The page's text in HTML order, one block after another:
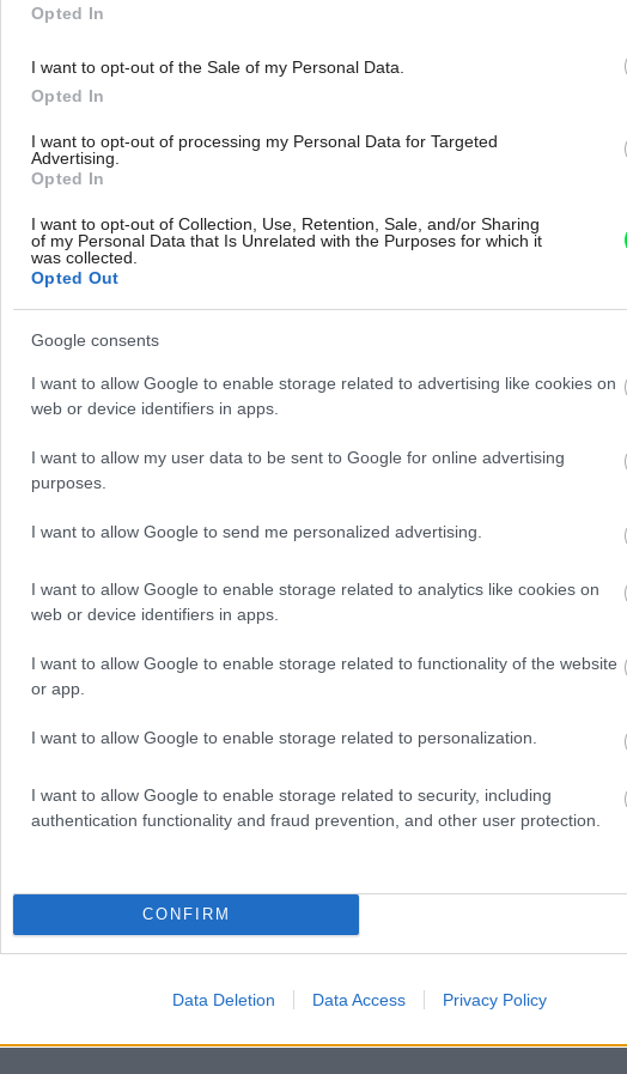
Opted In
I want to opt-out of the Sale of my Personal Data.
Opted In
I want to opt-out of processing my Personal Data for Targeted
Advertising.
Opted In
I want to opt-out of Collection, Use, Retention, Sale, and/or Sharing
of my Personal Data that Is Unrelated with the Purposes for which it
was collected.
Opted Out
Google consents
I want to allow Google to enable storage related to advertising like cookies on
web or device identifiers in apps.
I want to allow my user data to be sent to Google for online advertising
purposes.
I want to allow Google to send me personalized advertising.
I want to allow Google to enable storage related to analytics like cookies on
web or device identifiers in apps.
I want to allow Google to enable storage related to functionality of the website
or app.
I want to allow Google to enable storage related to personalization.
I want to allow Google to enable storage related to security, including
authentication functionality and fraud prevention, and other user protection.
CONFIRM
Data Deletion Data Access Privacy Policy
interpretov sa môžete tešiť aj na nemenej
ako RAYE, Tom Odell, Marc Rebillet, Yves Tumour
počtom 83 doteraz potvrdených umelcov je Sziget
milovníkom hudby nezabudnuteľný zážitok.
zažijete pestrý program divadelných
a mnohých ďalších aktivít.
atmosféra
sveta a prežijete jedinečnú atmosféru, ktorú